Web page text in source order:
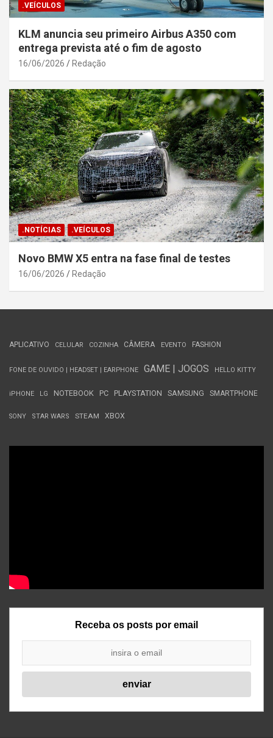
.VEÍCULOS
KLM anuncia seu primeiro Airbus A350 com
entrega prevista até o fim de agosto
16/06/2026 Redação
.NOTÍCIAS .VEÍCULOS
Novo BMW X5 entra na fase final de testes
16/06/2026 Redação
APLICATIVO CELULAR COZINHA CÂMERA EVENTO FASHION
FONE DE OUVIDO | HEADSET | EARPHONE GAME | JOGOS HELLO KITTY
iPHONE LG NOTEBOOK PC PLAYSTATION SAMSUNG SMARTPHONE
SONY STAR WARS STEAM XBOX
Receba os posts por email